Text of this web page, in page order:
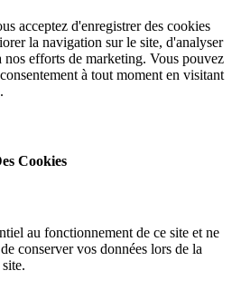
acceptez d'enregistrer des cookies
la navigation sur le site, d'analyser
efforts de marketing. Vous pouvez
à tout moment en visitant
.
Cookies
au fonctionnement de ce site et ne
conserver vos données lors de la